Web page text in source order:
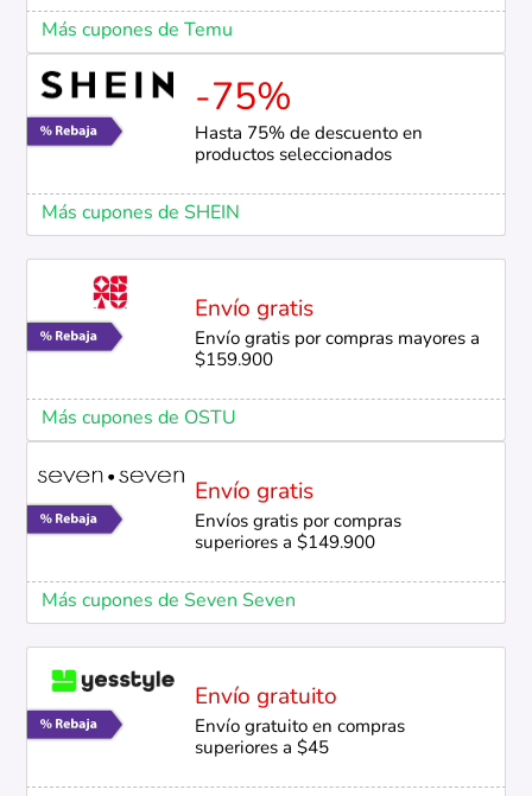
Más cupones de Temu
-75%
Hasta 75% de descuento en
productos seleccionados
Más cupones de SHEIN
Envío gratis
Envío gratis por compras mayores a
$159.900
Más cupones de OSTU
Envío gratis
Envíos gratis por compras
superiores a $149.900
Más cupones de Seven Seven
Envío gratuito
Envío gratuito en compras
superiores a $45